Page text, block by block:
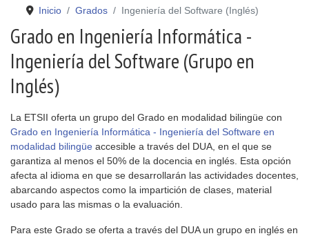
Inicio Grados Ingeniería del Software (Inglés)
Grado en Ingeniería Informática -
Ingeniería del Software (Grupo en
Inglés)
La ETSII oferta un grupo del Grado en modalidad bilingüe con
Grado en Ingeniería Informática - Ingeniería del Software en
modalidad bilingüe accesible a través del DUA, en el que se
garantiza al menos el 50% de la docencia en inglés. Esta opción
afecta al idioma en que se desarrollarán las actividades docentes,
abarcando aspectos como la impartición de clases, material
usado para las mismas o la evaluación.
Para este Grado se oferta a través del DUA un grupo en inglés en